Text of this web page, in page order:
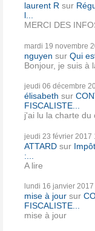
laurent R sur
l...
MERCI DES
mardi 19 novembre
nguyen sur Qui
Bonjour, je suis à
jeudi 06 décembre
élisabeth sur
FISCALISTE...
j'ai lu la charte du
jeudi 23 février 2017
ATTARD sur
:...
A lire
lundi 16 janvier 2017
mise à jour sur
FISCALISTE...
mise à jour